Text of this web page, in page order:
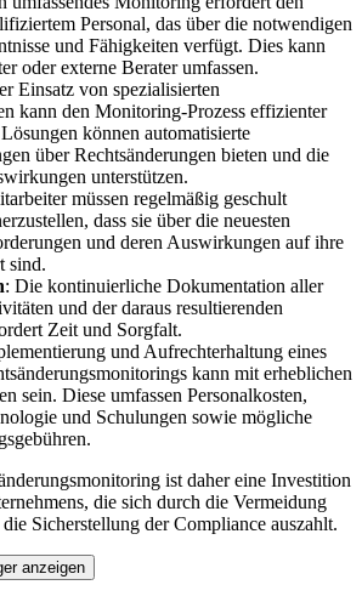
Personal, das über die notwendigen
und Fähigkeiten verfügt. Dies kann
oder externe Berater umfassen.
Einsatz von spezialisierten
kann den Monitoring-Prozess effizienter
können automatisierte
über Rechtsänderungen bieten und die
unterstützen.
müssen regelmäßig geschult
dass sie über die neuesten
und deren Auswirkungen auf ihre
sind.
: Die kontinuierliche Dokumentation aller
und der daraus resultierenden
Zeit und Sorgfalt.
und Aufrechterhaltung eines
kann mit erheblichen
sein. Diese umfassen Personalkosten,
und Schulungen sowie mögliche
ist daher eine Investition
die sich durch die Vermeidung
Sicherstellung der Compliance auszahlt.
anzeigen